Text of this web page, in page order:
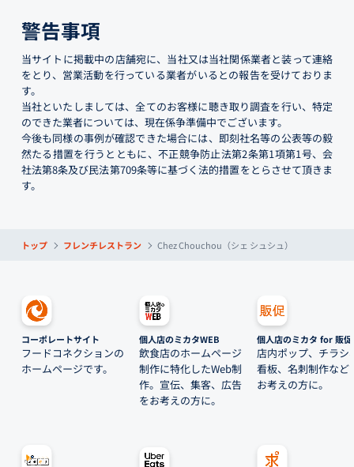
警告事項
当サイトに掲載中の店舗宛に、当社又は当社関係業者と装って連絡
をとり、営業活動を行っている業者がいるとの報告を受けておりま
す。
当社といたしましては、全てのお客様に聴き取り調査を行い、特定
のできた業者については、現在係争準備中でございます。
今後も同様の事例が確認できた場合には、即刻社名等の公表等の毅
然たる措置を行うとともに、不正競争防止法第2条第1項第1号、会
社法第8条及び民法第709条等に基づく法的措置をとらさせて頂きま
す。
トップ フレンチレストラン Chez Chouchou（シェ シュシュ）
コーポレートサイト
フードコネクションの
ホームページです。
個人店のミカタWEB
飲食店のホームページ
制作に特化したWeb制
作。宣伝、集客、広告
をお考えの方に。
個人店のミカタ for 販促
店内ポップ、チラシ
看板、名刺制作など
お考えの方に。